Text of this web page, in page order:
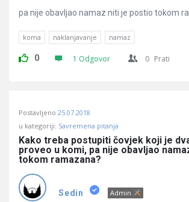
pa nije obavljao namaz niti je postio tokom
koma naklanjavanje namaz
0 1 Odgovor 0 Prati
Postavljeno 25.07.2018
u kategoriji: Savremena pitanja
Kako treba postupiti čovjek koji je
proveo u komi, pa nije obavljao
tokom ramazana?
Sedin Admin